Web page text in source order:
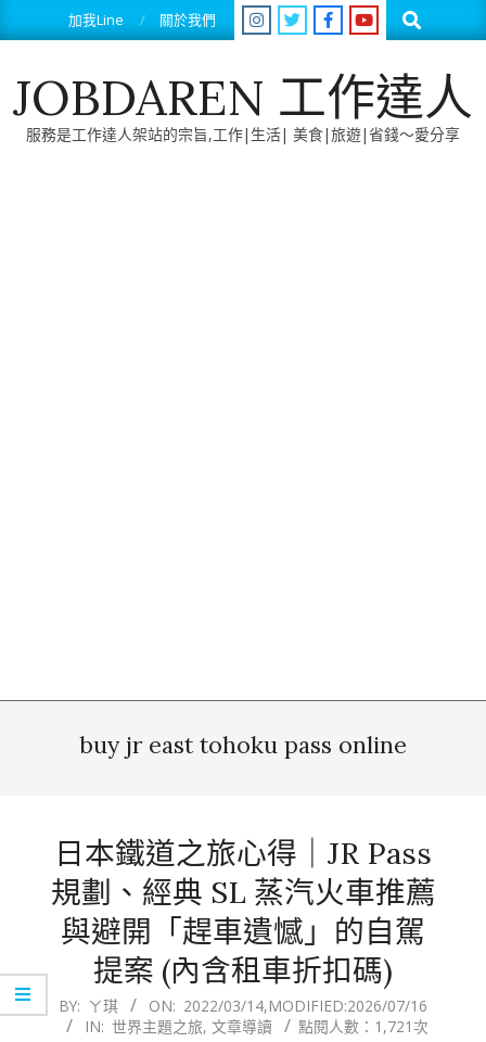
to
加我Line 關於我們 Search
JOBDAREN 工作達人
服務是工作達人架站的宗旨,工作|生活| 美食|旅遊|省錢～愛分享
buy jr east tohoku pass online
日本鐵道之旅心得｜JR Pass
規劃、經典 SL 蒸汽火車推薦
與避開「趕車遺憾」的自駕
提案 (內含租車折扣碼)
2022-
03-
BY: ㄚ琪 ON: 2022/03/14,MODIFIED:2026/07/16
IN: 世界主題之旅, 文章導讀 點閱人數：1,721次